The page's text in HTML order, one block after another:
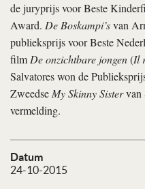
Datum
24-10-2015
de juryprijs voor Beste
Award. De Boskampi’svan
publieksprijs voor Beste
filmDe onzichtbare jongen(Il
Salvatores won de
ZweedseMy Skinny Sistervan
vermelding.